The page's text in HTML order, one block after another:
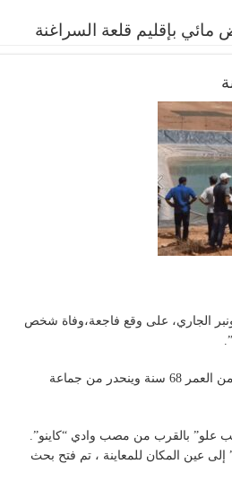
بإقليم قلعة السراغنة
جماعة الهيادنة بإقليم قلعة السراغنة، ليلة أمس الثلاثاء 11 نونبر الجاري، على وقع فاجعة،وفاة شخص
وتمكنت عناصر الوقاية المدنية من انعتشال جثة الضحية، الذي يبلغ من العمر 68 سنة وينحدر من جماعة
علو” بالقرب من مصب وادي “كاينو”.
عين المكان للمعاينة ، تم فتح بحث